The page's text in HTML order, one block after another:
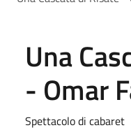
Una
- Omar
Spettacolo di cabaret